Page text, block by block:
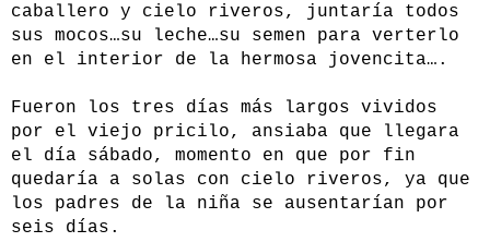
caballero y cielo riveros, juntaría todos
sus mocos…su leche…su semen para verterlo
en el interior de la hermosa jovencita….
Fueron los tres días más largos vividos
por el viejo pricilo, ansiaba que llegara
el día sábado, momento en que por fin
quedaría a solas con cielo riveros, ya que
los padres de la niña se ausentarían por
seis días.